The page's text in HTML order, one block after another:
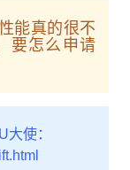
能真的很不
要怎么申请
使：